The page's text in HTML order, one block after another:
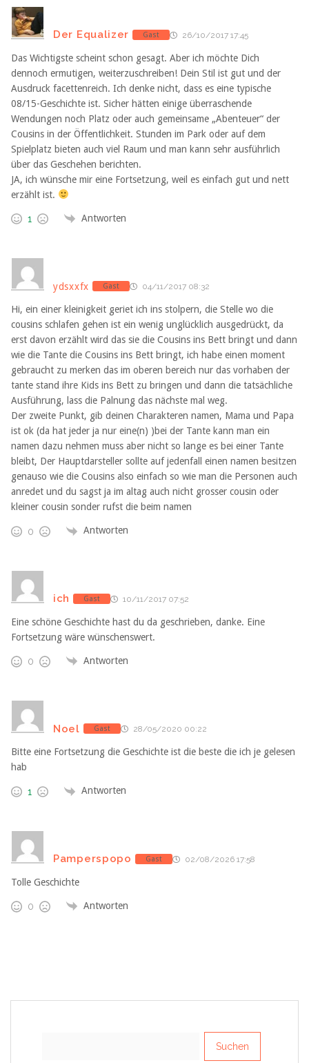
Der Equalizer Gast 26/10/2017 17:45
Das Wichtigste scheint schon gesagt. Aber ich möchte Dich
dennoch ermutigen, weiterzuschreiben! Dein Stil ist gut und der
Ausdruck facettenreich. Ich denke nicht, dass es eine typische
08/15-Geschichte ist. Sicher hätten einige überraschende
Wendungen noch Platz oder auch gemeinsame „Abenteuer“ der
Cousins in der Öffentlichkeit. Stunden im Park oder auf dem
Spielplatz bieten auch viel Raum und man kann sehr ausführlich
über das Geschehen berichten.
JA, ich wünsche mir eine Fortsetzung, weil es einfach gut und nett
erzählt ist.
1 Antworten
ydsxxfx Gast 04/11/2017 08:32
Hi, ein einer kleinigkeit geriet ich ins stolpern, die Stelle wo die
cousins schlafen gehen ist ein wenig unglücklich ausgedrückt, da
erst davon erzählt wird das sie die Cousins ins Bett bringt und dann
wie die Tante die Cousins ins Bett bringt, ich habe einen moment
gebraucht zu merken das im oberen bereich nur das vorhaben der
tante stand ihre Kids ins Bett zu bringen und dann die tatsächliche
Ausführung, lass die Palnung das nächste mal weg.
Der zweite Punkt, gib deinen Charakteren namen, Mama und Papa
ist ok (da hat jeder ja nur eine(n) )bei der Tante kann man ein
namen dazu nehmen muss aber nicht so lange es bei einer Tante
bleibt, Der Hauptdarsteller sollte auf jedenfall einen namen besitzen
genauso wie die Cousins also einfach so wie man die Personen auch
anredet und du sagst ja im altag auch nicht grosser cousin oder
kleiner cousin sonder rufst die beim namen
0 Antworten
ich Gast 10/11/2017 07:52
Eine schöne Geschichte hast du da geschrieben, danke. Eine
Fortsetzung wäre wünschenswert.
0 Antworten
Noel Gast 28/05/2020 00:22
Bitte eine Fortsetzung die Geschichte ist die beste die ich je gelesen
hab
1 Antworten
Pamperspopo Gast 02/08/2026 17:58
Tolle Geschichte
0 Antworten